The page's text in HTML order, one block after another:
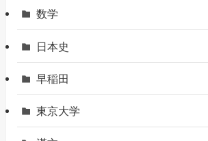
数学
日本史
早稲田
東京大学